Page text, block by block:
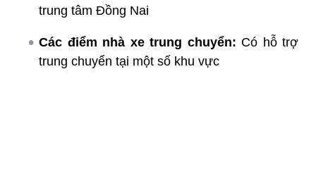
trung tâm Đồng Nai
Các điểm nhà xe trung chuyển: Có hỗ trợ
trung chuyển tại một số khu vực